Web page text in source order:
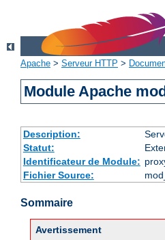
Apache > Serveur HTTP >
Module Apache
Description:
Statut:
Identificateur de Module:
Fichier Source:
Sommaire
Avertissement